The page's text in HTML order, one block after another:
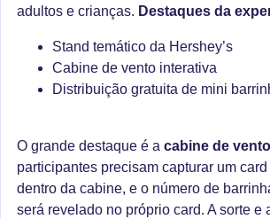
adultos e crianças. Destaques da
Stand temático da Hershey’s
Cabine de vento interativa
Distribuição gratuita de mini
O grande destaque é a cabine de vento
participantes precisam capturar um
dentro da cabine, e o número de
será revelado no próprio card. A sorte e